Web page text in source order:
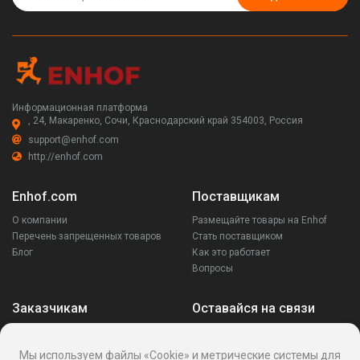
Информационная платформа
, 24, Макаренко, Сочи, Краснодарский край 354003, Россия
support@enhof.com
http://enhof.com
Enhof.com
О компании
Перечень запрещенных товаров
Блог
Поставщикам
Размещайте товары на Enhof
Стать поставщиком
Как это работает
Вопросы
Заказчикам
Ваши запросы
Оставайся на связи
Мы используем файлы «Cookie» и метрические системы для